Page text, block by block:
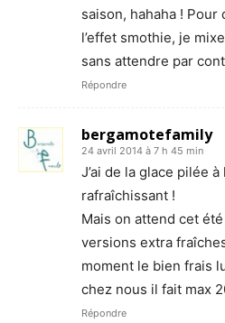
saison, hahaha !
l’effet smothie, je
sans attendre par
Répondre
bergamotefamily
24 avril 2014 à 7 h 45 min
J’ai de la glace pilée
rafraîchissant !
Mais on attend cet
versions extra
moment le bien frais
chez nous il fait max
Répondre